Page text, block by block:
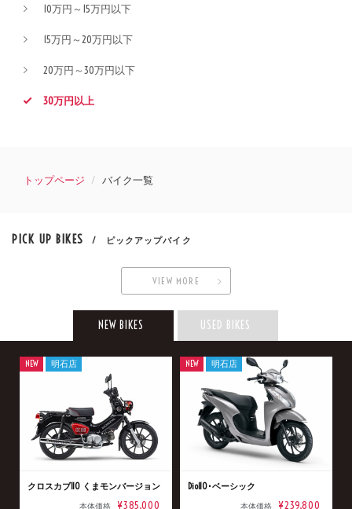
10万円～15万円以下
15万円～20万円以下
20万円～30万円以下
30万円以上
トップページ バイク一覧
PICK UP BIKES / ピックアップバイク
VIEW MORE
NEW BIKES USED BIKES
クロスカブ110 くまモンバージョン
本体価格 ¥385,000
NEW 明石店
Dio110･ベーシック
本体価格 ¥239,800
NEW 明石店